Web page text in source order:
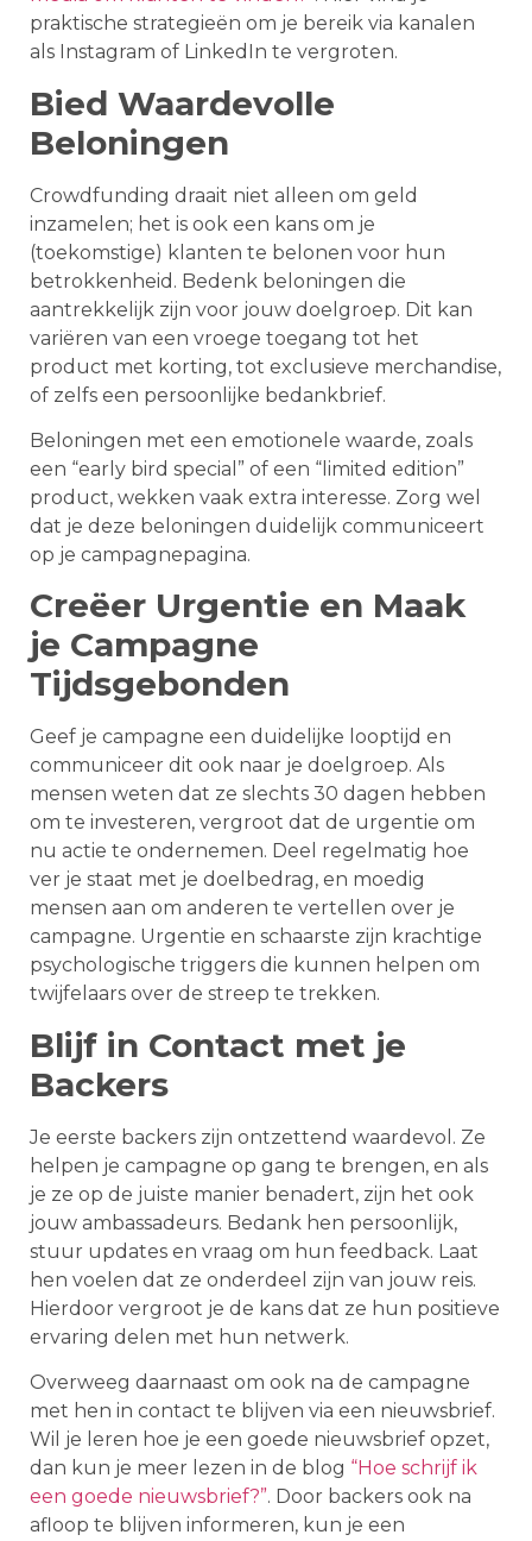
praktische strategieën om je bereik via kanalen
als Instagram of LinkedIn te vergroten.
Bied Waardevolle
Beloningen
Crowdfunding draait niet alleen om geld
inzamelen; het is ook een kans om je
(toekomstige) klanten te belonen voor hun
betrokkenheid. Bedenk beloningen die
aantrekkelijk zijn voor jouw doelgroep. Dit kan
variëren van een vroege toegang tot het
product met korting, tot exclusieve merchandise,
of zelfs een persoonlijke bedankbrief.
Beloningen met een emotionele waarde, zoals
een “early bird special” of een “limited edition”
product, wekken vaak extra interesse. Zorg wel
dat je deze beloningen duidelijk communiceert
op je campagnepagina.
Creëer Urgentie en Maak
je Campagne
Tijdsgebonden
Geef je campagne een duidelijke looptijd en
communiceer dit ook naar je doelgroep. Als
mensen weten dat ze slechts 30 dagen hebben
om te investeren, vergroot dat de urgentie om
nu actie te ondernemen. Deel regelmatig hoe
ver je staat met je doelbedrag, en moedig
mensen aan om anderen te vertellen over je
campagne. Urgentie en schaarste zijn krachtige
psychologische triggers die kunnen helpen om
twijfelaars over de streep te trekken.
Blijf in Contact met je
Backers
Je eerste backers zijn ontzettend waardevol. Ze
helpen je campagne op gang te brengen, en als
je ze op de juiste manier benadert, zijn het ook
jouw ambassadeurs. Bedank hen persoonlijk,
stuur updates en vraag om hun feedback. Laat
hen voelen dat ze onderdeel zijn van jouw reis.
Hierdoor vergroot je de kans dat ze hun positieve
ervaring delen met hun netwerk.
Overweeg daarnaast om ook na de campagne
met hen in contact te blijven via een nieuwsbrief.
Wil je leren hoe je een goede nieuwsbrief opzet,
dan kun je meer lezen in de blog “Hoe schrijf ik
een goede nieuwsbrief?”. Door backers ook na
afloop te blijven informeren, kun je een